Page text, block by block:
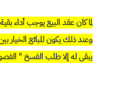
لما كان عقد البيع يوجب أداء
وعند ذلك يكون للبائع الخيار
يبقى له إلا طلب الفسخ " الفصول 254 و255 و259 من قانون الالتزامات